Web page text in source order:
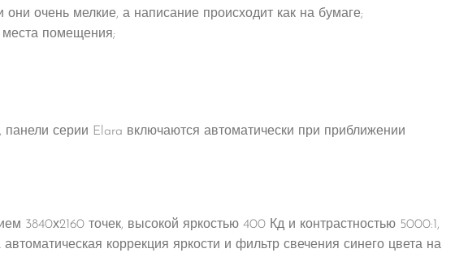
очень мелкие, а написание происходит как на бумаге;
места помещения;
серии Elara включаются автоматически при приближении
точек, высокой яркостью 400 Кд и контрастностью 5000:1,
коррекция яркости и фильтр свечения синего цвета на